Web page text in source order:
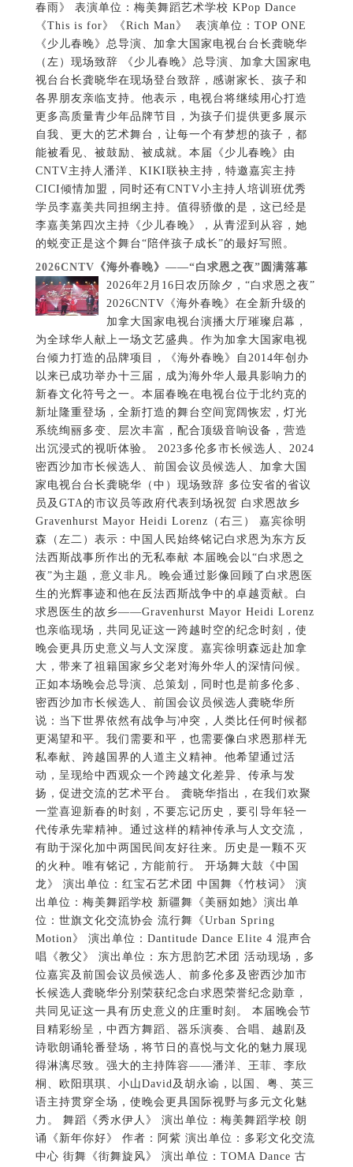
春雨》 表演单位：梅美舞蹈艺术学校 KPop Dance
《This is for》《Rich Man》 表演单位：TOP ONE
《少儿春晚》总导演、加拿大国家电视台台长龚晓华
（左）现场致辞 《少儿春晚》总导演、加拿大国家电
视台台长龚晓华在现场登台致辞，感谢家长、孩子和
各界朋友亲临支持。他表示，电视台将继续用心打造
更多高质量青少年品牌节目，为孩子们提供更多展示
自我、更大的艺术舞台，让每一个有梦想的孩子，都
能被看见、被鼓励、被成就。本届《少儿春晚》由
CNTV主持人潘洋、KIKI联袂主持，特邀嘉宾主持
CICI倾情加盟，同时还有CNTV小主持人培训班优秀
学员李嘉美共同担纲主持。值得骄傲的是，这已经是
李嘉美第四次主持《少儿春晚》，从青涩到从容，她
的蜕变正是这个舞台“陪伴孩子成长”的最好写照。
2026CNTV《海外春晚》——“白求恩之夜”圆满落幕
2026年2月16日农历除夕，“白求恩之夜”
2026CNTV《海外春晚》在全新升级的
加拿大国家电视台演播大厅璀璨启幕，
为全球华人献上一场文艺盛典。作为加拿大国家电视
台倾力打造的品牌项目，《海外春晚》自2014年创办
以来已成功举办十三届，成为海外华人最具影响力的
新春文化符号之一。本届春晚在电视台位于北约克的
新址隆重登场，全新打造的舞台空间宽阔恢宏，灯光
系统绚丽多变、层次丰富，配合顶级音响设备，营造
出沉浸式的视听体验。 2023多伦多市长候选人、2024
密西沙加市长候选人、前国会议员候选人、加拿大国
家电视台台长龚晓华（中）现场致辞 多位安省的省议
员及GTA的市议员等政府代表到场祝贺 白求恩故乡
Gravenhurst Mayor Heidi Lorenz（右三） 嘉宾徐明
森（左二）表示：中国人民始终铭记白求恩为东方反
法西斯战事所作出的无私奉献 本届晚会以“白求恩之
夜”为主题，意义非凡。晚会通过影像回顾了白求恩医
生的光辉事迹和他在反法西斯战争中的卓越贡献。白
求恩医生的故乡——Gravenhurst Mayor Heidi Lorenz
也亲临现场，共同见证这一跨越时空的纪念时刻，使
晚会更具历史意义与人文深度。嘉宾徐明森远赴加拿
大，带来了祖籍国家乡父老对海外华人的深情问候。
正如本场晚会总导演、总策划，同时也是前多伦多、
密西沙加市长候选人、前国会议员候选人龚晓华所
说：当下世界依然有战争与冲突，人类比任何时候都
更渴望和平。我们需要和平，也需要像白求恩那样无
私奉献、跨越国界的人道主义精神。他希望通过活
动，呈现给中西观众一个跨越文化差异、传承与发
扬，促进交流的艺术平台。 龚晓华指出，在我们欢聚
一堂喜迎新春的时刻，不要忘记历史，要引导年轻一
代传承先辈精神。通过这样的精神传承与人文交流，
有助于深化加中两国民间友好往来。历史是一颗不灭
的火种。唯有铭记，方能前行。 开场舞大鼓《中国
龙》 演出单位：红宝石艺术团 中国舞《竹枝词》 演
出单位：梅美舞蹈学校 新疆舞《美丽如她》演出单
位：世旗文化交流协会 流行舞《Urban Spring
Motion》 演出单位：Dantitude Dance Elite 4 混声合
唱《教父》 演出单位：东方思韵艺术团 活动现场，多
位嘉宾及前国会议员候选人、前多伦多及密西沙加市
长候选人龚晓华分别荣获纪念白求恩荣誉纪念勋章，
共同见证这一具有历史意义的庄重时刻。 本届晚会节
目精彩纷呈，中西方舞蹈、器乐演奏、合唱、越剧及
诗歌朗诵轮番登场，将节日的喜悦与文化的魅力展现
得淋漓尽致。强大的主持阵容——潘洋、王菲、李欣
桐、欧阳琪琪、小山David及胡永谕，以国、粤、英三
语主持贯穿全场，使晚会更具国际视野与多元文化魅
力。 舞蹈《秀水伊人》 演出单位：梅美舞蹈学校 朗
诵《新年你好》 作者：阿紫 演出单位：多彩文化交流
中心 街舞《街舞旋风》 演出单位：TOMA Dance 古